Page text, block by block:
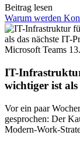
Beitrag lesen
Warum werden
Microsoft Teams
IT-
wichtiger ist
Vor ein paar
gesprochen: Der
Modern-Work-